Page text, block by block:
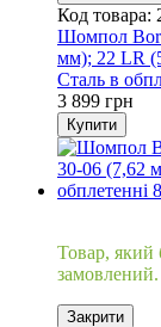
Код товара:
Шомпол
мм); 22 LR
Сталь в
3 899 грн
Купити
Товар, який
замовлений.
Закрити